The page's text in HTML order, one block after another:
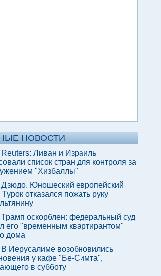
НОВОСТИ
Reuters: Ливан и Израиль
список стран для контроля за
"Хизбаллы"
Дзюдо. Юношеский европейский
Турок отказался пожать руку
Трамп оскорблен: федеральный суд
его "временным квартирантом"
дома
В Иерусалиме возобновились
у кафе "Бе-Симта",
в субботу